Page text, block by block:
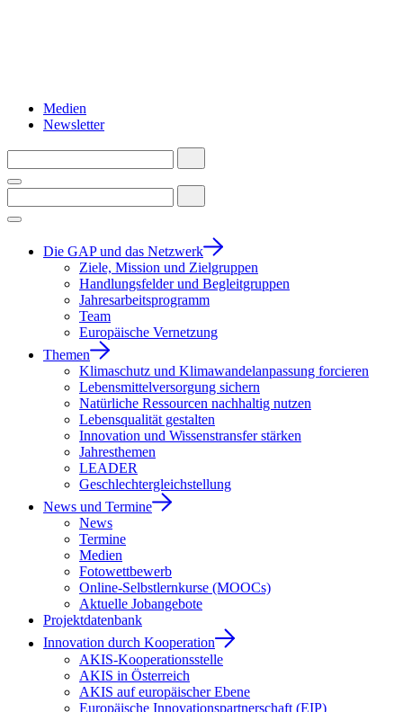
Medien
Newsletter
Die GAP und das Netzwerk
Ziele, Mission und Zielgruppen
Handlungsfelder und Begleitgruppen
Jahresarbeitsprogramm
Team
Europäische Vernetzung
Themen
Klimaschutz und Klimawandelanpassung forcieren
Lebensmittelversorgung sichern
Natürliche Ressourcen nachhaltig nutzen
Lebensqualität gestalten
Innovation und Wissenstransfer stärken
Jahresthemen
LEADER
Geschlechtergleichstellung
News und Termine
News
Termine
Medien
Fotowettbewerb
Online-Selbstlernkurse (MOOCs)
Aktuelle Jobangebote
Projektdatenbank
Innovation durch Kooperation
AKIS-Kooperationsstelle
AKIS in Österreich
AKIS auf europäischer Ebene
Europäische Innovationspartnerschaft (EIP)